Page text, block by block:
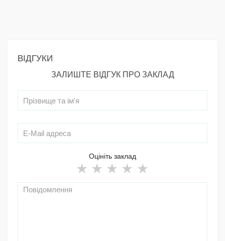
ВІДГУКИ
ЗАЛИШТЕ ВІДГУК ПРО ЗАКЛАД
Оцініть заклад